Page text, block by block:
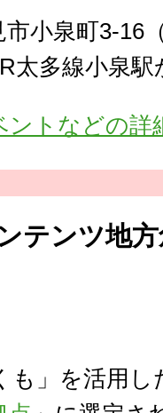
市小泉町3-16
太多線小泉
ントなどの詳
テンツ地
も」を活用